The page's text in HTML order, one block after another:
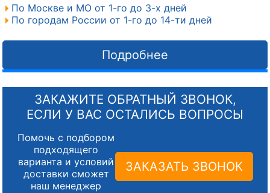
По Москве и МО от 1-го до 3-х дней
По городам России от 1-го до 14-ти дней
Подробнее
ЗАКАЖИТЕ ОБРАТНЫЙ ЗВОНОК,
ЕСЛИ У ВАС ОСТАЛИСЬ ВОПРОСЫ
Помочь с подбором
подходящего
варианта и условий
доставки сможет
наш менеджер
ЗАКАЗАТЬ ЗВОНОК